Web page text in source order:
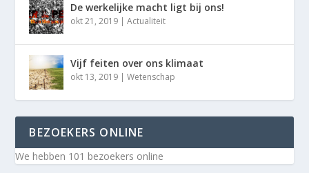
De werkelijke macht ligt bij ons!
okt 21, 2019 |Actualiteit
Vijf feiten over ons klimaat
okt 13, 2019 |Wetenschap
BEZOEKERS ONLINE
We hebben 101 bezoekers online